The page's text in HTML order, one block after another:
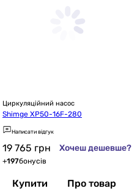
Циркуляційний насос
Shimge XP50-16F-280
Написати відгук
19 765 грн Хочеш дешевше?
+197бонусів
Купити Про товар